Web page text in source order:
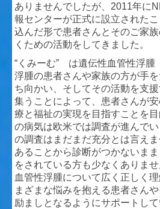
ありませんでしたが、2011年に
報センターが正式に設立された
込んだ形で患者さんとそのご家
くための活動をしてきました。
“くみーむ” は遺伝性血管性浮腫
浮腫の患者さんや家族の方が手
ち向かい、そしてその活動を支
集うことによって、患者さんが
療と福祉の実現を目指すことを
の病気は欧米では調査が進んで
の調査はまだまだ充分とは言え
あることから診断がつかないま
をされている方も少なくありませ
血管性浮腫について広く正しく
まざまな悩みを抱える患者さん
励ましとなるようにサポートし